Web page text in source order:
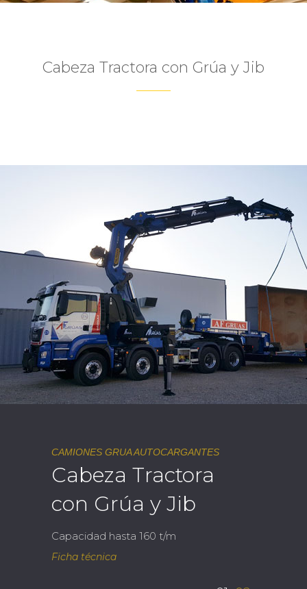
Cabeza Tractora con Grúa y Jib
CAMIONES GRUA AUTOCARGANTES
Cabeza Tractora
con Grúa y Jib
Capacidad hasta 160 t/m
Ficha técnica